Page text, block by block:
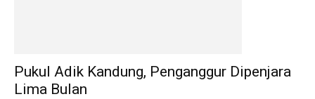
Pukul Adik Kandung, Penganggur Dipenjara
Lima Bulan